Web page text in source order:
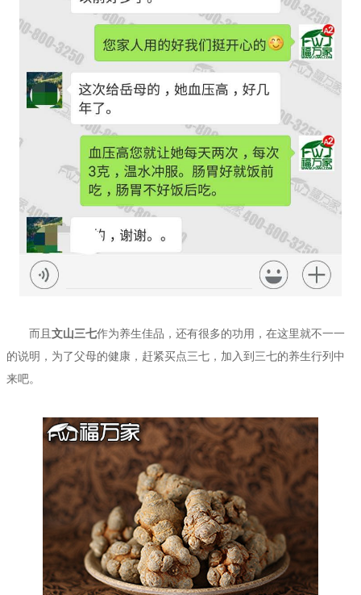
而且 文山三七作为养生佳品，还有很多的功用，在这里就不一一
的说明，为了父母的健康，赶紧买点三七，加入到三七的养生行列中
来吧。